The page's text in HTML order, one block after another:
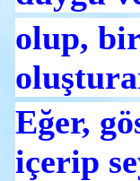
olup,
Eğer,
içerip